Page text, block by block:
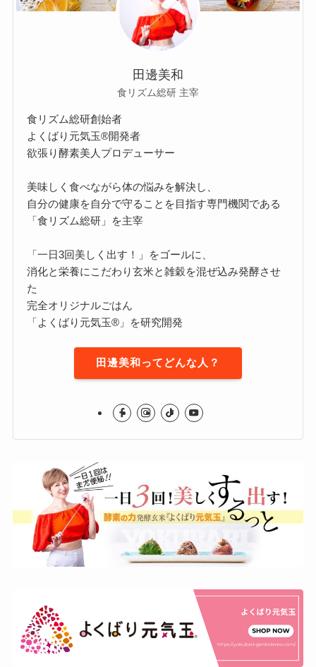
田邊美和
食リズム総研 主宰
食リズム総研創始者
よくばり元気玉®開発者
欲張り酵素美人プロデューサー
美味しく食べながら体の悩みを解決し、
自分の健康を自分で守ることを目指す専門機関である
「食リズム総研」を主宰
「一日3回美しく出す！」をゴールに、
消化と栄養にこだわり玄米と雑穀を混ぜ込み発酵させ
た
完全オリジナルごはん
「よくばり元気玉®」を研究開発
田邊美和ってどんな人？